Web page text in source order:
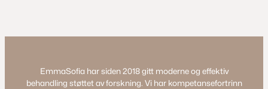
EmmaSofia har siden 2018 gitt moderne og effektiv
behandling støttet av forskning. Vi har kompetansefortrinn